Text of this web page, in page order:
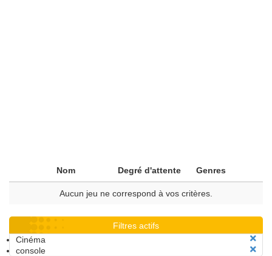
Nom Degré d'attente Genres
Aucun jeu ne correspond à vos critères.
Filtres actifs
Cinéma
console